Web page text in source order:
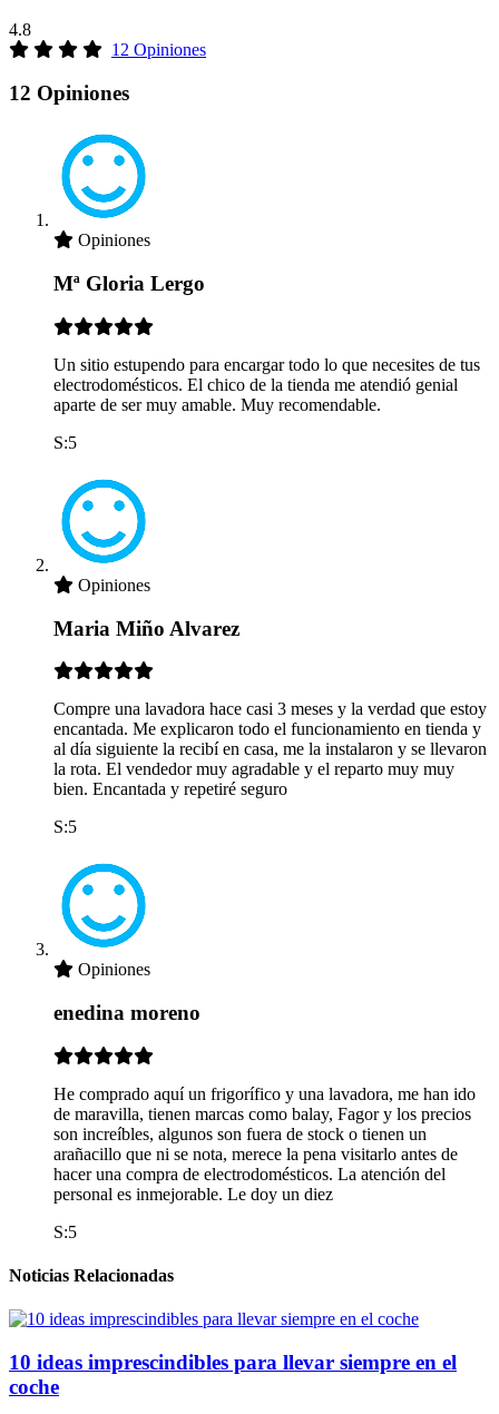
4.8
12 Opiniones
12 Opiniones
Opiniones
Mª Gloria Lergo
Un sitio estupendo para encargar todo lo que necesites de tus
electrodomésticos. El chico de la tienda me atendió genial
aparte de ser muy amable. Muy recomendable.
S:5
Opiniones
Maria Miño Alvarez
Compre una lavadora hace casi 3 meses y la verdad que estoy
encantada. Me explicaron todo el funcionamiento en tienda y
al día siguiente la recibí en casa, me la instalaron y se llevaron
la rota. El vendedor muy agradable y el reparto muy muy
bien. Encantada y repetiré seguro
S:5
Opiniones
enedina moreno
He comprado aquí un frigorífico y una lavadora, me han ido
de maravilla, tienen marcas como balay, Fagor y los precios
son increíbles, algunos son fuera de stock o tienen un
arañacillo que ni se nota, merece la pena visitarlo antes de
hacer una compra de electrodomésticos. La atención del
personal es inmejorable. Le doy un diez
S:5
Noticias Relacionadas
10 ideas imprescindibles para llevar siempre en el
coche